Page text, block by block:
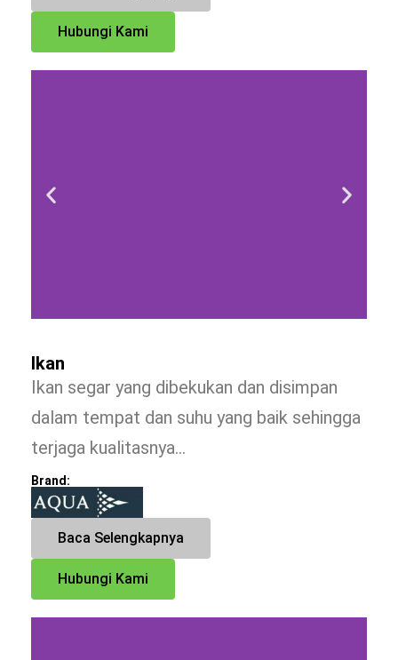
Hubungi Kami
Ikan
Ikan segar yang dibekukan dan disimpan
dalam tempat dan suhu yang baik sehingga
terjaga kualitasnya…
Brand:
Baca Selengkapnya
Hubungi Kami